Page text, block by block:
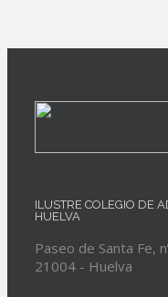
ILUSTRE COLEGIO DE
HUELVA
Paseo de Santa Fe,
21004 - Huelva